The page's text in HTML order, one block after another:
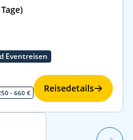
Eventreisen
- 660 € Reisedetails